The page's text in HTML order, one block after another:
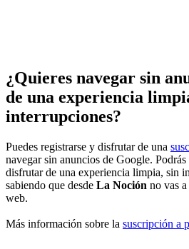
¿Quieres navegar sin
de una experiencia
interrupciones?
Puedes registrarse y disfrutar de una
navegar sin anuncios de Google. Podrás
disfrutar de una experiencia limpia, sin
sabiendo que desde La Noción no vas
web.
Más información sobre la suscripción a